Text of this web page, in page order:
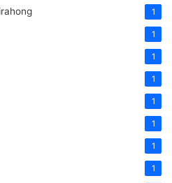
1
1
1
1
1
1
1
1